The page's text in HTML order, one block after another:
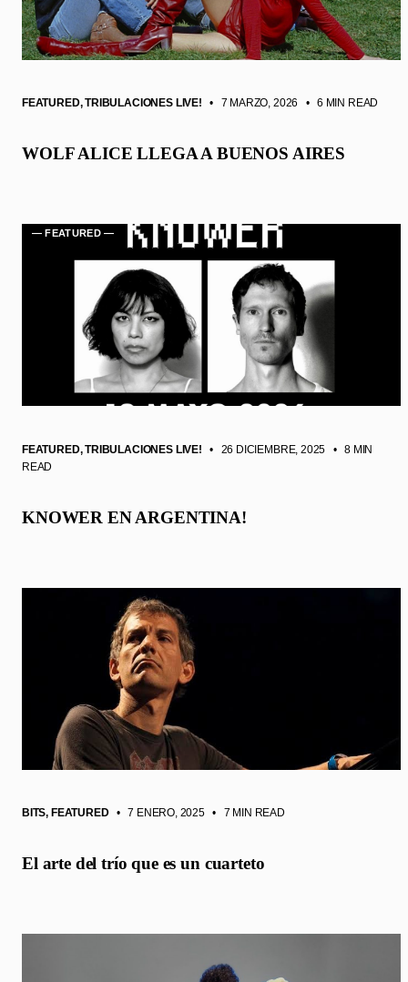
FEATURED,TRIBULACIONES LIVE! • 7 MARZO, 2026 • 6 MIN READ
WOLF ALICE LLEGA A BUENOS AIRES
FEATURED,TRIBULACIONES LIVE! • 26 DICIEMBRE, 2025 • 8 MIN
READ
KNOWER EN ARGENTINA!
— FEATURED —
BITS, FEATURED • 7 ENERO, 2025 • 7 MIN READ
El arte del trío que es un cuarteto